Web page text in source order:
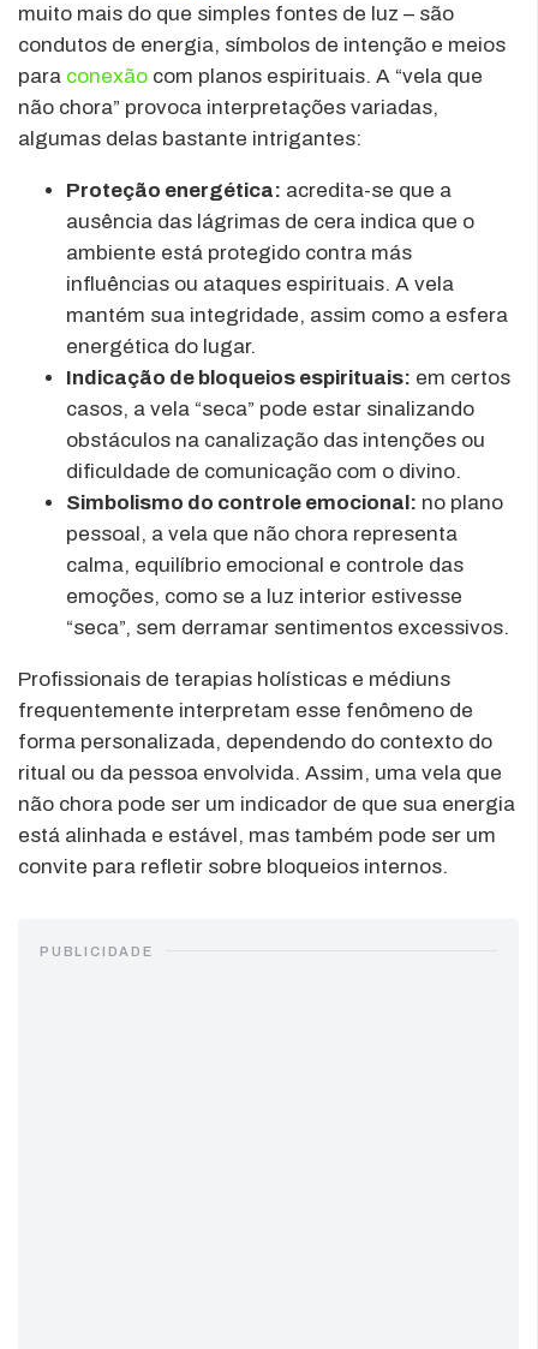
muito mais do que simples fontes de luz – são
condutos de energia, símbolos de intenção e meios
para conexão com planos espirituais. A “vela que
não chora” provoca interpretações variadas,
algumas delas bastante intrigantes:
Proteção energética: acredita-se que a
ausência das lágrimas de cera indica que o
ambiente está protegido contra más
influências ou ataques espirituais. A vela
mantém sua integridade, assim como a esfera
energética do lugar.
Indicação de bloqueios espirituais: em certos
casos, a vela “seca” pode estar sinalizando
obstáculos na canalização das intenções ou
dificuldade de comunicação com o divino.
Simbolismo do controle emocional: no plano
pessoal, a vela que não chora representa
calma, equilíbrio emocional e controle das
emoções, como se a luz interior estivesse
“seca”, sem derramar sentimentos excessivos.
Profissionais de terapias holísticas e médiuns
frequentemente interpretam esse fenômeno de
forma personalizada, dependendo do contexto do
ritual ou da pessoa envolvida. Assim, uma vela que
não chora pode ser um indicador de que sua energia
está alinhada e estável, mas também pode ser um
convite para refletir sobre bloqueios internos.
PUBLICIDADE